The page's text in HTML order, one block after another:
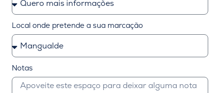
Local onde pretende a sua marcação
Notas